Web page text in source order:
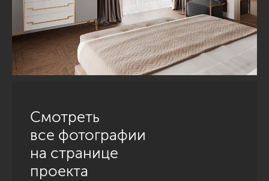
Смотреть
все фотографии
на странице
проекта